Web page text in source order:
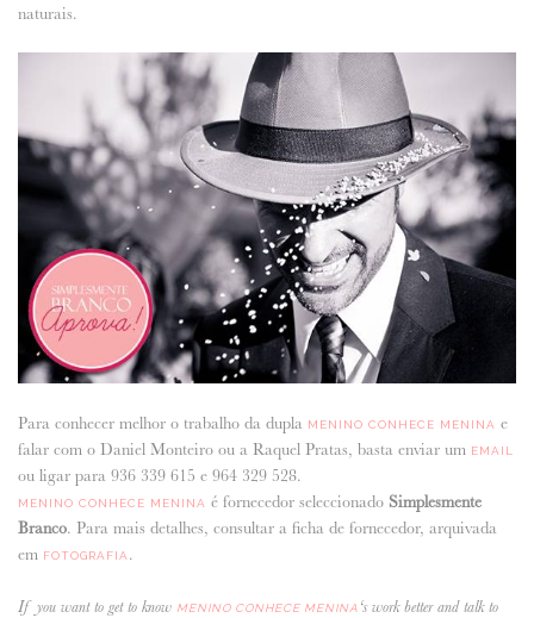
naturais.
Para conhecer melhor o trabalho da dupla MENINO CONHECE MENINA e
falar com o Daniel Monteiro ou a Raquel Pratas, basta enviar um EMAIL
ou ligar para 936 339 615 e 964 329 528.
MENINO CONHECE MENINA é fornecedor seleccionadoSimplesmente
Branco. Para mais detalhes, consultar a ficha de fornecedor, arquivada
em FOTOGRAFIA.
If you want to get to know MENINO CONHECE MENINA ‘s work better and talk to